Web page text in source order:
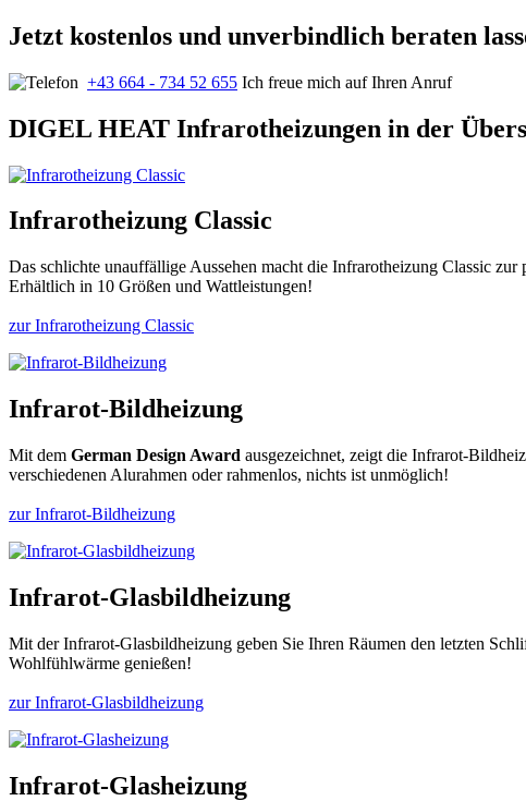
Jetzt kostenlos und unverbindlich beraten
+43 664 - 734 52 655 Ich freue mich auf Ihren Anruf
DIGEL HEAT Infrarotheizungen in der
Infrarotheizung Classic
Das schlichte unauffällige Aussehen macht die Infrarotheizung Classic
Erhältlich in 10 Größen und Wattleistungen!
zur Infrarotheizung Classic
Infrarot-Bildheizung
Mit dem German Design Award ausgezeichnet, zeigt die Infrarot-
verschiedenen Alurahmen oder rahmenlos, nichts ist unmöglich!
zur Infrarot-Bildheizung
Infrarot-Glasbildheizung
Mit der Infrarot-Glasbildheizung geben Sie Ihren Räumen den letzten
Wohlfühlwärme genießen!
zur Infrarot-Glasbildheizung
Infrarot-Glasheizung